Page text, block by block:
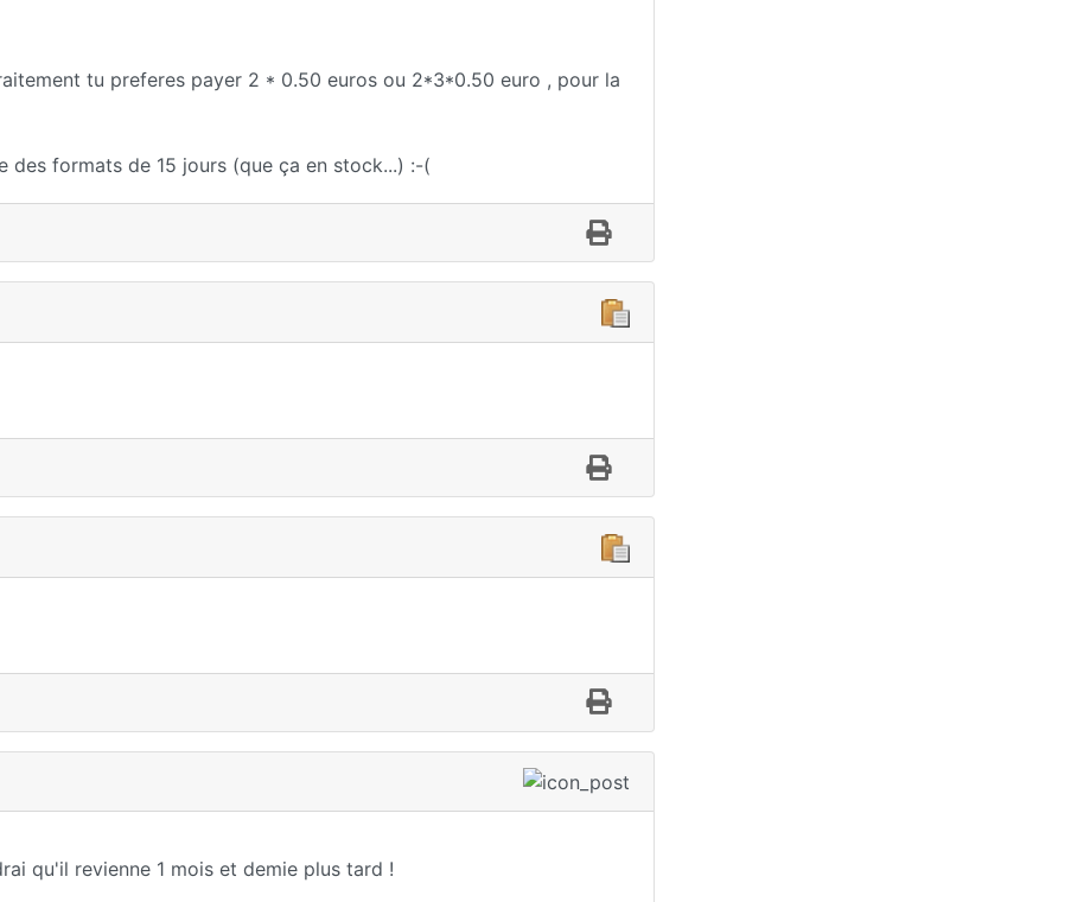
tu preferes payer 2 * 0.50 euros ou 2*3*0.50 euro , pour la
des formats de 15 jours (que ça en stock...) :-(
qu'il revienne 1 mois et demie plus tard !